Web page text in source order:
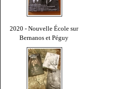
2020 - Nouvelle École sur
Bernanos et Péguy